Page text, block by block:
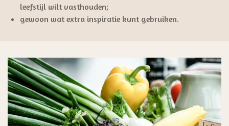
leefstijl wilt vasthouden;
gewoon wat extra inspiratie kunt gebruiken.